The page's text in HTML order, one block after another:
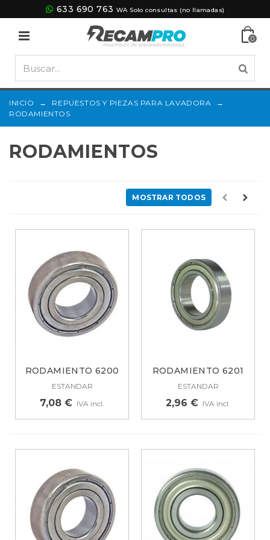
633 690 763 WA Solo consultas (no llamadas)
0
INICIO → REPUESTOS Y PIEZAS PARA LAVADORA
→
RODAMIENTOS
RODAMIENTOS
MOSTRAR TODOS
RODAMIENTO 6200
ZZ 6200ZZ
ESTANDAR
7,08 € IVA incl.
RODAMIENTO 6201
ZZ 12X32X10...
ESTANDAR
2,96 € IVA incl.